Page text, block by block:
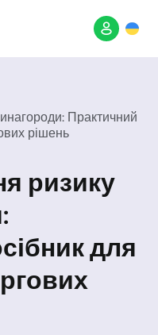
Практичний
рішень
ризику
для